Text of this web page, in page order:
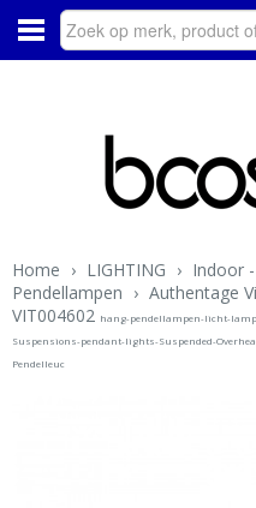
Home › LIGHTING › Indoor
Pendellampen › Authentage
VIT004602 hang-pendellampen-licht-
Suspensions-pendant-lights-Suspended-
Pendelleuc